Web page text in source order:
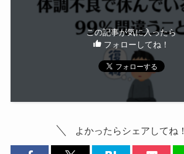
この記事が気に入ったら
フォローしてね！
よかったらシェアしてね！